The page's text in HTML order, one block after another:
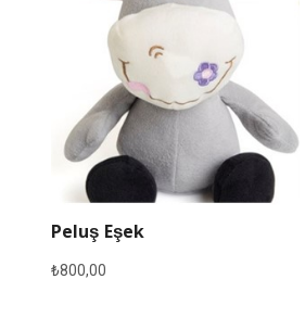
Peluş Eşek
₺800,00